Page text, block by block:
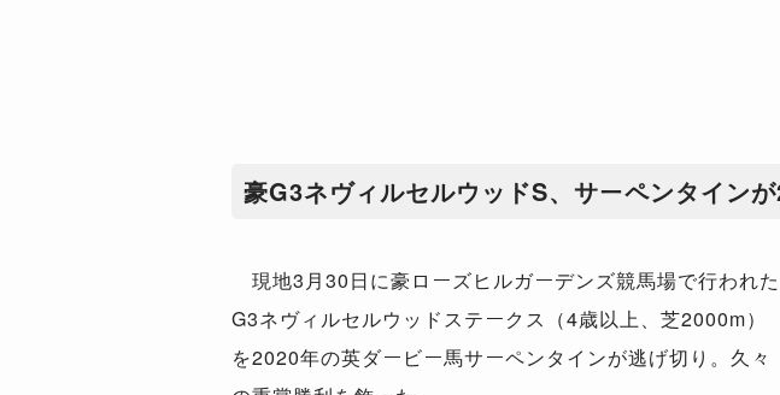
豪G3ネヴィルセルウッドS、サーペンタイン
現地3月30日に豪ローズヒルガーデンズ競馬場で行われた
G3ネヴィルセルウッドステークス（4歳以上、芝2000m）
を2020年の英ダービー馬サーペンタインが逃げ切り。久々